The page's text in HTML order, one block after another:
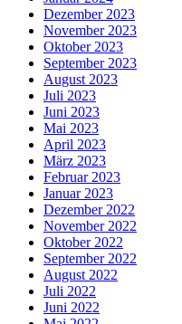
Dezember 2023
November 2023
Oktober 2023
September 2023
August 2023
Juli 2023
Juni 2023
Mai 2023
April 2023
März 2023
Februar 2023
Januar 2023
Dezember 2022
November 2022
Oktober 2022
September 2022
August 2022
Juli 2022
Juni 2022